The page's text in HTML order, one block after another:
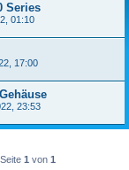
Series
01:10
17:00
23:53
1 von 1